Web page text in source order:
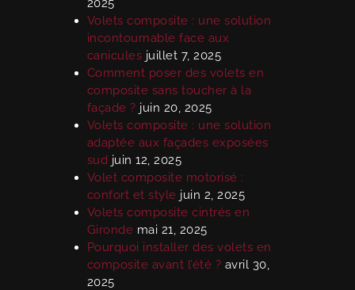
2025
Volets composite : une solution
incontournable face aux
canicules juillet 7, 2025
Comment poser des volets en
composite sans toucher à la
façade ? juin 20, 2025
Volets composite : une solution
adaptée aux façades exposées
sud juin 12, 2025
Volet composite motorisé :
confort et style juin 2, 2025
Volets composite cintrés en
Gironde mai 21, 2025
Pourquoi installer des volets en
composite avant l’été ? avril 30,
2025